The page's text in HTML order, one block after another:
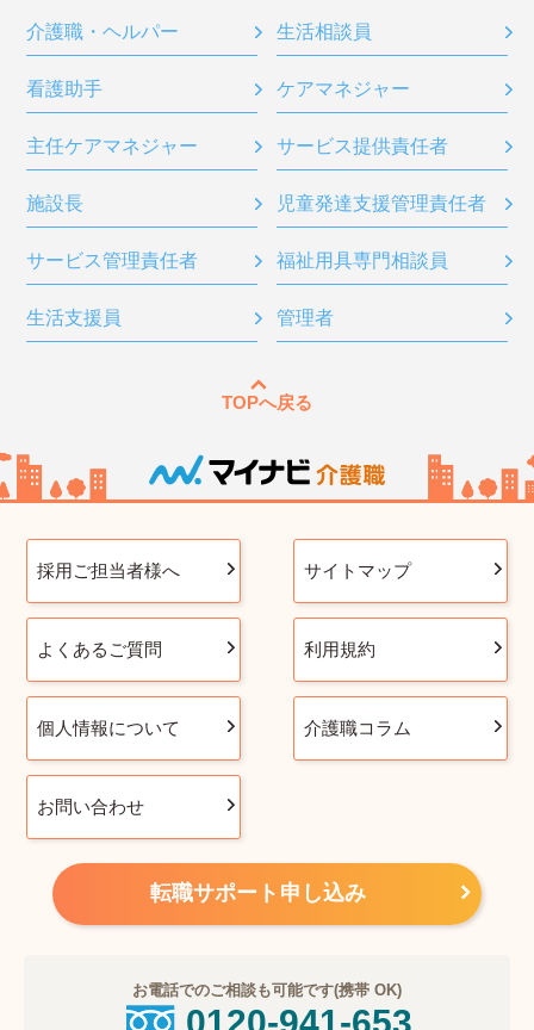
介護職・ヘルパー 生活相談員
看護助手 ケアマネジャー
主任ケアマネジャー サービス提供責任者
施設長 児童発達支援管理責任者
サービス管理責任者 福祉用具専門相談員
生活支援員 管理者
TOPへ戻る
採用ご担当者様へ サイトマップ
よくあるご質問 利用規約
個人情報について 介護職コラム
お問い合わせ
転職サポート申し込み
お電話でのご相談も可能です(携帯 OK)
0120-941-653